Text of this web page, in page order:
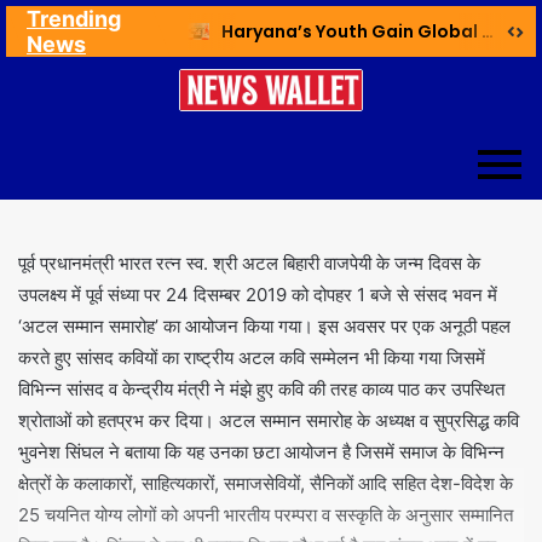
Trending
News
Haryana’s Youth Gain Global Healthcare Career Boost Through New Skilling Partnership
पूर्व प्रधानमंत्री भारत रत्न स्व. श्री अटल बिहारी वाजपेयी के जन्म दिवस के
उपलक्ष्य में पूर्व संध्या पर 24 दिसम्बर 2019 को दोपहर 1 बजे से संसद भवन में
‘अटल सम्मान समारोह’ का आयोजन किया गया। इस अवसर पर एक अनूठी पहल
करते हुए सांसद कवियों का राष्ट्रीय अटल कवि सम्मेलन भी किया गया जिसमें
विभिन्न सांसद व केन्द्रीय मंत्री ने मंझे हुए कवि की तरह काव्य पाठ कर उपस्थित
श्रोताओं को हतप्रभ कर दिया। अटल सम्मान समारोह के अध्यक्ष व सुप्रसिद्ध कवि
भुवनेश सिंघल ने बताया कि यह उनका छटा आयोजन है जिसमें समाज के विभिन्न
क्षेत्रों के कलाकारों, साहित्यकारों, समाजसेवियों, सैनिकों आदि सहित देश-विदेश के
25 चयनित योग्य लोगों को अपनी भारतीय परम्परा व सस्कृति के अनुसार सम्मानित